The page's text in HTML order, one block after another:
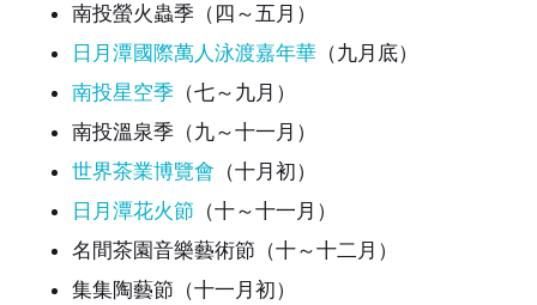
南投螢火蟲季（四～五月）
日月潭國際萬人泳渡嘉年華 （九月底）
南投星空季 （七～九月）
南投溫泉季（九～十一月）
世界茶業博覽會 （十月初）
日月潭花火節 （十～十一月）
名間茶園音樂藝術節（十～十二月）
集集陶藝節（十一月初）